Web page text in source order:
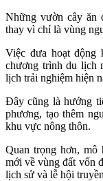
Những vườn cây ăn
thay vì chỉ là vùng
Việc đưa hoạt động
chương trình du lịch
lịch trải nghiệm hiện
Đây cũng là hướng
phương, tạo thêm
khu vực nông thôn.
Quan trọng hơn,
mới về vùng đất vốn
lịch sử và lễ hội